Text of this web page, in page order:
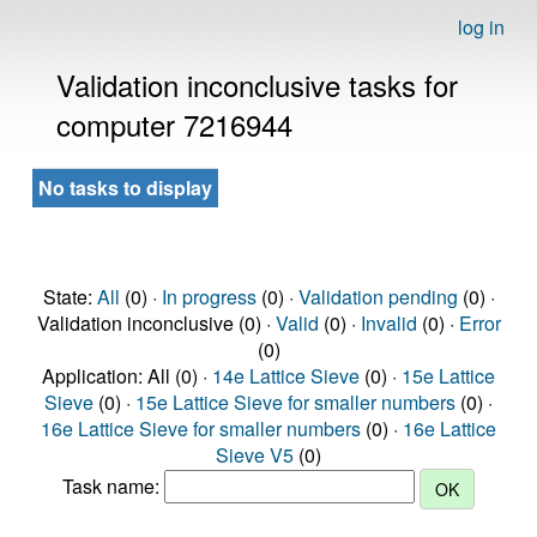
log in
Validation inconclusive tasks for
computer 7216944
No tasks to display
State: All (0) · In progress(0) · Validation pending (0) ·
Validation inconclusive (0) · Valid (0) · Invalid (0) · Error
(0)
Application: All (0) · 14e Lattice Sieve (0) · 15e Lattice
Sieve (0) · 15e Lattice Sieve for smaller numbers (0) ·
16e Lattice Sieve for smaller numbers (0) · 16e Lattice
Sieve V5 (0)
Task name: